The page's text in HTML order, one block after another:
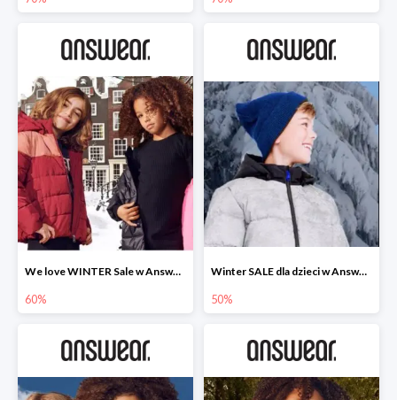
We love WINTER Sale w Answear do -60%
60%
Winter SALE dla dzieci w Answear do -50%
50%